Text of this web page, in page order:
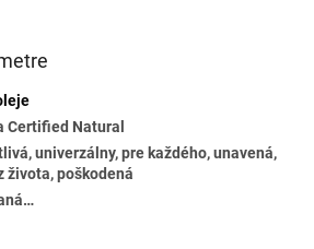
Certified Natural
univerzálny, pre každého, unavená,
života, poškodená